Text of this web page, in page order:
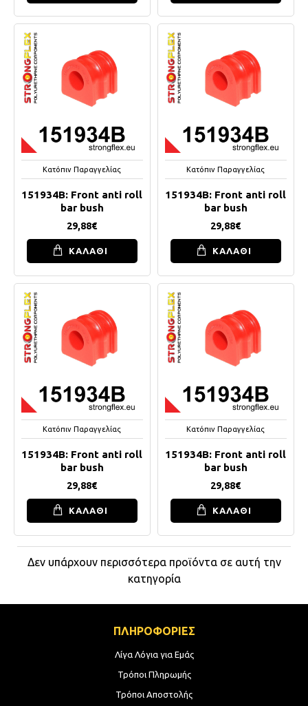
Κατόπιν Παραγγελίας
151934B: Front anti roll
bar bush
29,88€
ΚΑΛΑΘΙ
Κατόπιν Παραγγελίας
151934B: Front anti roll
bar bush
29,88€
ΚΑΛΑΘΙ
Κατόπιν Παραγγελίας
151934B: Front anti roll
bar bush
29,88€
ΚΑΛΑΘΙ
Κατόπιν Παραγγελίας
151934B: Front anti roll
bar bush
29,88€
ΚΑΛΑΘΙ
Δεν υπάρχουν περισσότερα προϊόντα σε αυτή την
κατηγορία
ΠΛΗΡΟΦΟΡΙΕΣ
Λίγα Λόγια για Εμάς
Τρόποι Πληρωμής
Τρόποι Αποστολής